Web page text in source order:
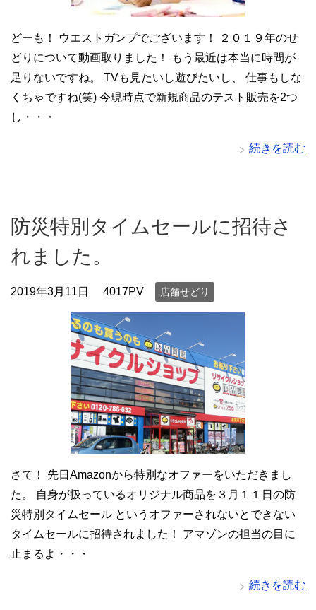
どーも！ ウエストガンプでございます！ ２０１９年のせ
どりについて動画取りました！ もう最近は本当に時間が
足りないですね。 TVも見たいし遊びたいし、 仕事もしな
くちゃですね(笑) 今現時点で新規商品のテスト販売を2つ
し・・・
続きを読む
防災特別タイムセールに招待さ
れました。
2019年3月11日 4017PV 店舗せどり
さて！ 先日Amazonから特別なオファーをいただきまし
た。 自身が扱っているオリジナル商品を３月１１日の防
災特別タイムセール というオファーされないとできない
タイムセールに招待されました！ アマゾンの担当の目に
止まるよ・・・
続きを読む